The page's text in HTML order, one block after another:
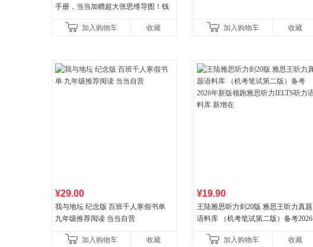
手册，当当加赠超大张思维导图！钱
书社最新修订！中学生
加入购物车 收藏 加入购物车 收藏
¥29.00
我与地坛 纪念版 百班千人寒假书单
九年级推荐阅读 当当自营
加入购物车 收藏
¥19.90
王陆雅思听力剑20版 雅思王听力真题
语料库 （机考笔试第二版）备考2026
新增在
加入购物车 收藏